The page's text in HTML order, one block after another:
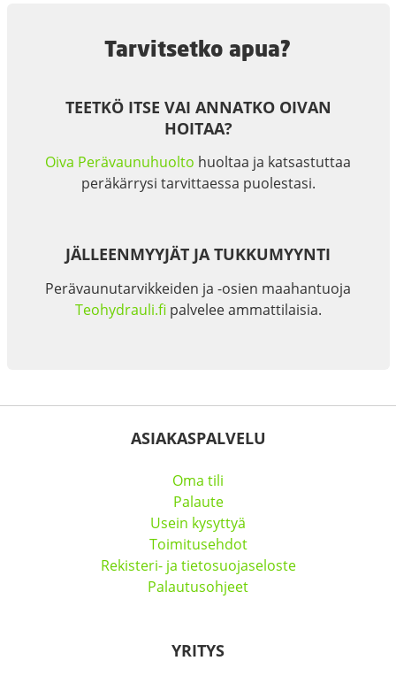
Tarvitsetko apua?
TEETKÖ ITSE VAI ANNATKO OIVAN
HOITAA?
Oiva Perävaunuhuolto huoltaa ja katsastuttaa
peräkärrysi tarvittaessa puolestasi.
JÄLLEENMYYJÄT JA TUKKUMYYNTI
Perävaunutarvikkeiden ja -osien maahantuoja
Teohydrauli.fi palvelee ammattilaisia.
ASIAKASPALVELU
Oma tili
Palaute
Usein kysyttyä
Toimitusehdot
Rekisteri- ja tietosuojaseloste
Palautusohjeet
YRITYS